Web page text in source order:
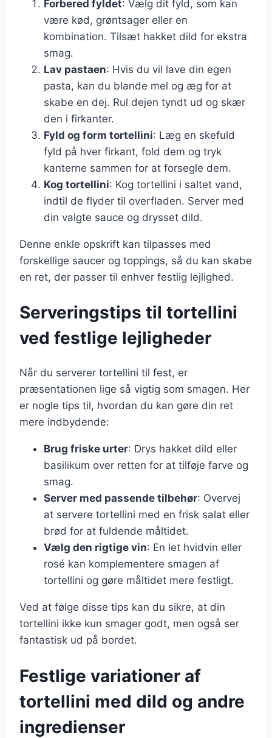
Forbered fyldet: Vælg dit fyld, som kan
være kød, grøntsager eller en
kombination. Tilsæt hakket dild for ekstra
smag.
Lav pastaen: Hvis du vil lave din egen
pasta, kan du blande mel og æg for at
skabe en dej. Rul dejen tyndt ud og skær
den i firkanter.
Fyld og form tortellini: Læg en skefuld
fyld på hver firkant, fold dem og tryk
kanterne sammen for at forsegle dem.
Kog tortellini: Kog tortellini i saltet vand,
indtil de flyder til overfladen. Server med
din valgte sauce og drysset dild.
Denne enkle opskrift kan tilpasses med
forskellige saucer og toppings, så du kan skabe
en ret, der passer til enhver festlig lejlighed.
Serveringstips til tortellini
ved festlige lejligheder
Når du serverer tortellini til fest, er
præsentationen lige så vigtig som smagen. Her
er nogle tips til, hvordan du kan gøre din ret
mere indbydende:
Brug friske urter: Drys hakket dild eller
basilikum over retten for at tilføje farve og
smag.
Server med passende tilbehør: Overvej
at servere tortellini med en frisk salat eller
brød for at fuldende måltidet.
Vælg den rigtige vin: En let hvidvin eller
rosé kan komplementere smagen af
tortellini og gøre måltidet mere festligt.
Ved at følge disse tips kan du sikre, at din
tortellini ikke kun smager godt, men også ser
fantastisk ud på bordet.
Festlige variationer af
tortellini med dild og andre
ingredienser